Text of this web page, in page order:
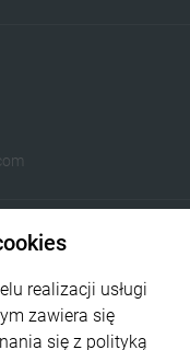
realizacji usługi
zawiera się
się z polityką